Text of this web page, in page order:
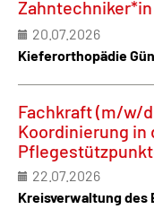
20.07.2026
Kieferorthopädie
Fachkraft (m/w/
Koordinierung in
22.07.2026
Kreisverwaltung